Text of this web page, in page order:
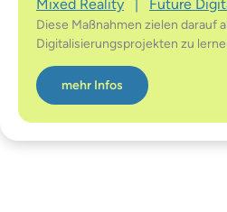
Mixed Reality | Future
Diese Maßnahmen zielen darauf
Digitalisierungsprojekten zu
mehr Infos